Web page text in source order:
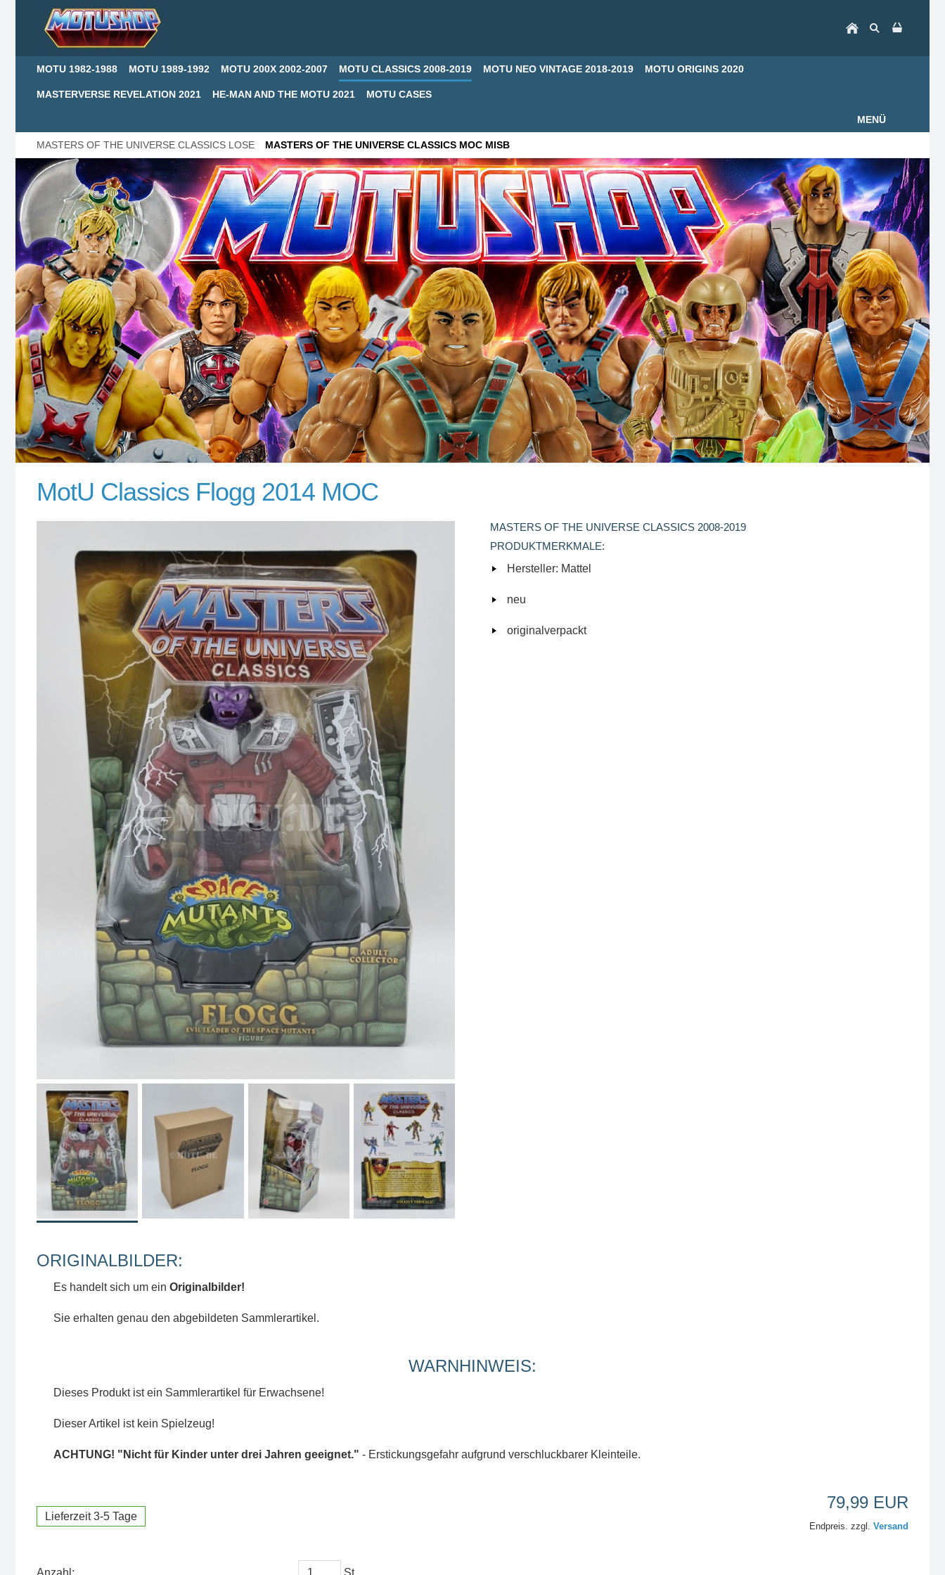
MOTU 1982-1988 MOTU 1989-1992 MOTU 200X 2002-2007 MOTU CLASSICS 2008-2019 MOTU NEO VINTAGE 2018-2019 MOTU ORIGINS 2020
MASTERVERSE REVELATION 2021 HE-MAN AND THE MOTU 2021 MOTU CASES
MENÜ
MASTERS OF THE UNIVERSE CLASSICS LOSE MASTERS OF THE UNIVERSE CLASSICS MOC MISB
MotU Classics Flogg 2014 MOC
MASTERS OF THE UNIVERSE CLASSICS 2008-2019
PRODUKTMERKMALE:
Hersteller: Mattel
neu
originalverpackt
ORIGINALBILDER:
Es handelt sich um ein Originalbilder!
Sie erhalten genau den abgebildeten Sammlerartikel.
WARNHINWEIS:
Dieses Produkt ist ein Sammlerartikel für Erwachsene!
Dieser Artikel ist kein Spielzeug!
ACHTUNG! "Nicht für Kinder unter drei Jahren geeignet." - Erstickungsgefahr aufgrund verschluckbarer Kleinteile.
Lieferzeit 3-5 Tage
79,99 EUR
Endpreis. zzgl. Versand
Anzahl: St